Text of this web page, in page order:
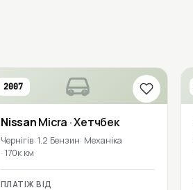
2007
NissanMicra · Хетчбек
Чернігів 1.2 Бензин Механіка
170к км
ПЛАТІЖ ВІД